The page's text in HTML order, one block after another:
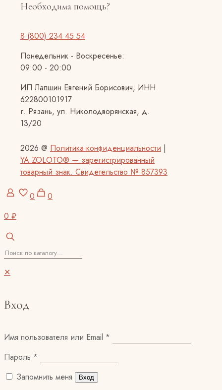
Необходима помощь?
8 (800) 234 45 54
Понедельник - Воскресенье:
09:00 - 20:00
ИП Лапшин Евгений Борисович, ИНН
622800101917
г. Рязань, ул. Николодворянская, д.
13/20
2026 @ Политика конфиденциальности |
YA ZOLOTO® — зарегистрированный
товарный знак. Свидетельство № 857393
0
0
0 ₽
✕
Вход
Имя пользователя или Email *
Пароль *
Запомнить меня
Вход